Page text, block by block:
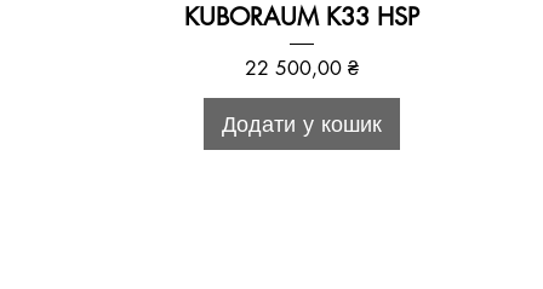
KUBORAUM K33 HSP
Ціна
22 500,00 ₴
Додати у кошик